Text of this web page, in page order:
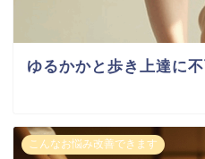
ゆるかかと歩き上達に
こんなお悩み改善できます